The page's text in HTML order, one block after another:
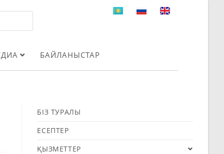
БАЙЛАНЫСТАР
БІЗ ТУРАЛЫ
ЕСЕПТЕР
ҚЫЗМЕТТЕР